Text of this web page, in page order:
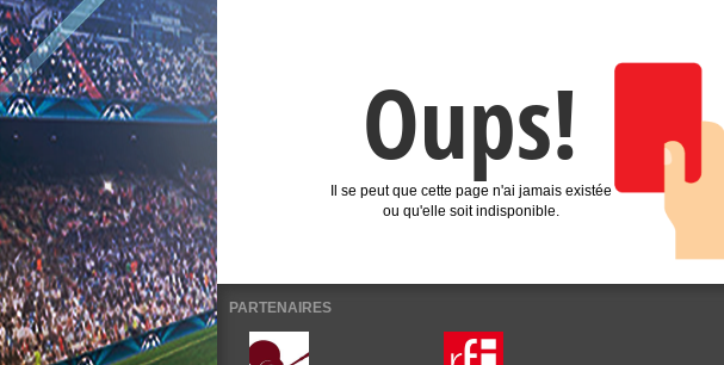
Oups!
Il se peut que cette page n'ai jamais existée
ou qu'elle soit indisponible.
PARTENAIRES